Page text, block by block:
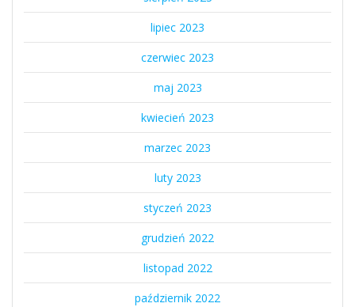
lipiec 2023
czerwiec 2023
maj 2023
kwiecień 2023
marzec 2023
luty 2023
styczeń 2023
grudzień 2022
listopad 2022
październik 2022